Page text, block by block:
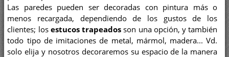
Las paredes pueden ser decoradas con pintura más o
menos recargada, dependiendo de los gustos de los
clientes; los estucos trapeados son una opción, y también
todo tipo de imitaciones de metal, mármol, madera... Vd.
solo elija y nosotros decoraremos su espacio de la manera